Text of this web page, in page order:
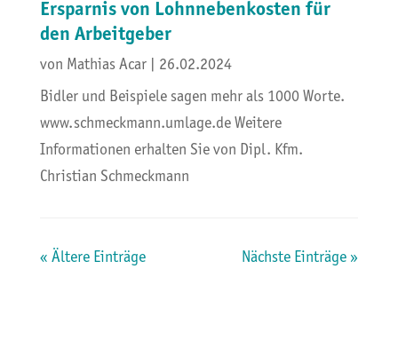
Ersparnis von Lohnnebenkosten für
den Arbeitgeber
von Mathias Acar| 26.02.2024
Bidler und Beispiele sagen mehr als 1000 Worte.
www.schmeckmann.umlage.de Weitere
Informationen erhalten Sie von Dipl. Kfm.
Christian Schmeckmann
« Ältere Einträge Nächste Einträge »